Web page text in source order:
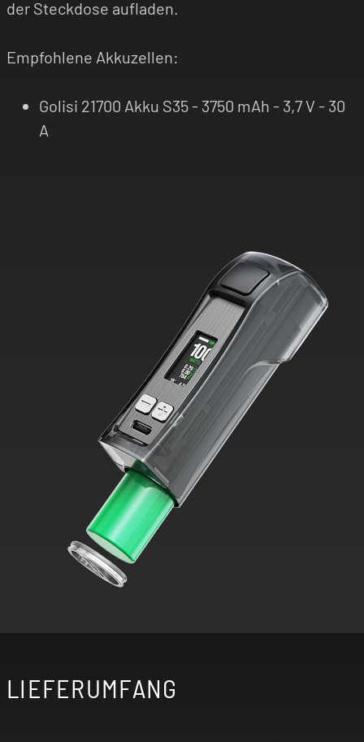
der Steckdose aufladen.
Empfohlene Akkuzellen:
Golisi 21700 Akku S35 - 3750 mAh - 3,7 V - 30
A
LIEFERUMFANG